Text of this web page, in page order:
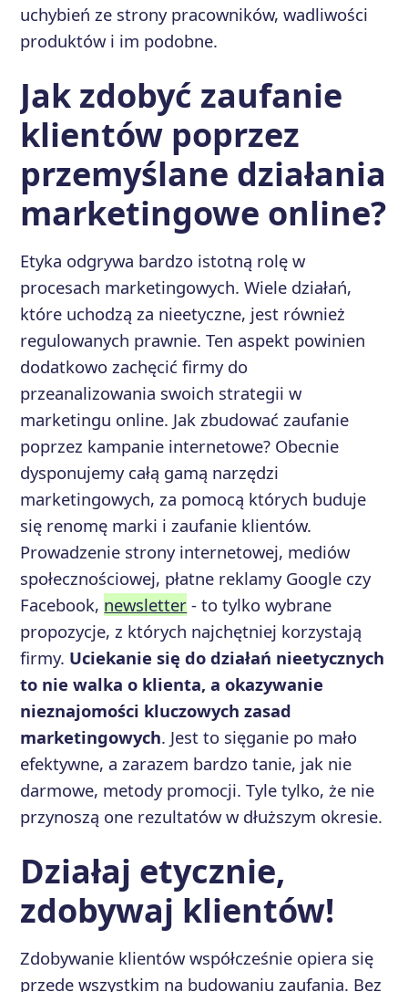
uchybień ze strony pracowników, wadliwości
produktów i im podobne.
Jak zdobyć zaufanie
klientów poprzez
przemyślane działania
marketingowe online?
Etyka odgrywa bardzo istotną rolę w
procesach marketingowych. Wiele działań,
które uchodzą za nieetyczne, jest również
regulowanych prawnie. Ten aspekt powinien
dodatkowo zachęcić firmy do
przeanalizowania swoich strategii w
marketingu online. Jak zbudować zaufanie
poprzez kampanie internetowe? Obecnie
dysponujemy całą gamą narzędzi
marketingowych, za pomocą których buduje
się renomę marki i zaufanie klientów.
Prowadzenie strony internetowej, mediów
społecznościowej, płatne reklamy Google czy
Facebook, newsletter - to tylko wybrane
propozycje, z których najchętniej korzystają
firmy. Uciekanie się do działań nieetycznych
to nie walka o klienta, a okazywanie
nieznajomości kluczowych zasad
marketingowych. Jest to sięganie po mało
efektywne, a zarazem bardzo tanie, jak nie
darmowe, metody promocji. Tyle tylko, że nie
przynoszą one rezultatów w dłuższym okresie.
Działaj etycznie,
zdobywaj klientów!
Zdobywanie klientów współcześnie opiera się
przede wszystkim na budowaniu zaufania. Bez